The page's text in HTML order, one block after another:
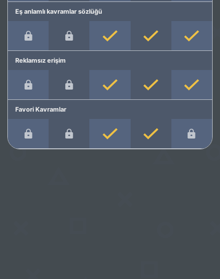
Eş anlamlı kavramlar sözlüğü
Reklamsız erişim
Favori Kavramlar